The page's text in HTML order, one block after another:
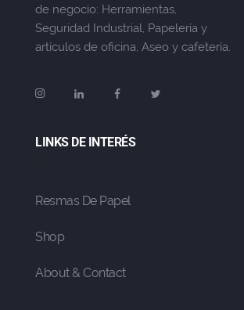
de negocio: Herramientas,
Seguridad Industrial, Papelería y
artículos de oficina, Aseo y cafetería.
LINKS DE INTERÉS
Resmas De Papel
Shop
About & Contact